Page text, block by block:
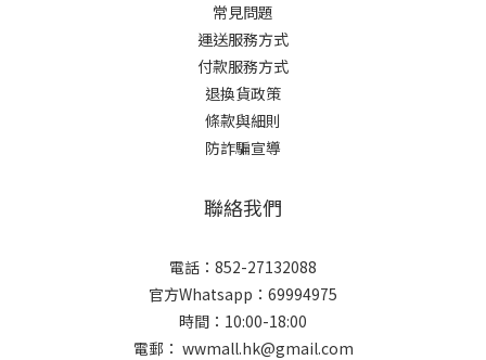
常見問題
運送服務方式
付款服務方式
退換貨政策
條款與細則
防詐騙宣導
聯絡我們
電話：852-27132088
官方Whatsapp：69994975
時間：10:00-18:00
電郵： wwmall.hk@gmail.com